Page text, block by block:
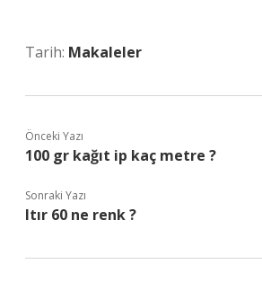
Tarih: Makaleler
Önceki Yazı
100 gr kağıt ip kaç metre ?
Sonraki Yazı
Itır 60 ne renk ?